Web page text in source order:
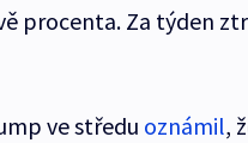
procenta. Za týden
ve středu oznámil,